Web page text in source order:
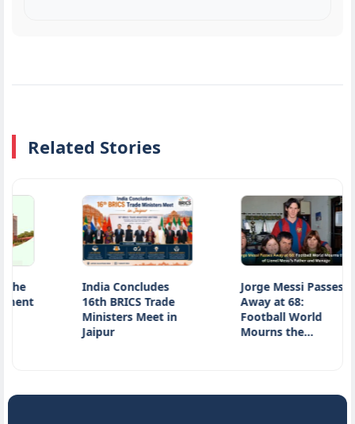
Related Stories
India Concludes
16th BRICS Trade
Ministers Meet in
Jaipur
Jorge Messi Passes
Away at 68:
Football World
Mourns the…